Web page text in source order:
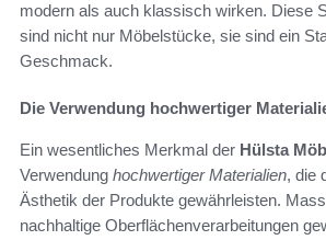
modern als auch klassisch wirken. Diese
sind nicht nur Möbelstücke, sie sind ein
Geschmack.
Die Verwendung hochwertiger
Ein wesentliches Merkmal der Hülsta
Verwendung hochwertiger Materialien, die
Ästhetik der Produkte gewährleisten.
nachhaltige Oberflächenverarbeitungen